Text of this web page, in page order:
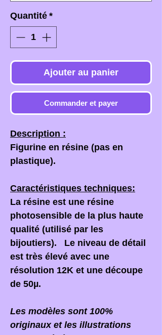
Quantité *
Ajouter au panier
Commander et payer
Description :
Figurine en résine (pas en
plastique).
Caractéristiques techniques:
La résine est une résine
photosensible de la plus haute
qualité (utilisé par les
bijoutiers). Le niveau de détail
est très élevé avec une
résolution 12K et une découpe
de 50µ.
Les modèles sont 100%
originaux et les illustrations